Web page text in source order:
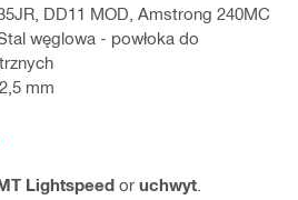
DD11 MOD, Amstrong 240MC
węglowa - powłoka do
mm
Lightspeed or uchwyt